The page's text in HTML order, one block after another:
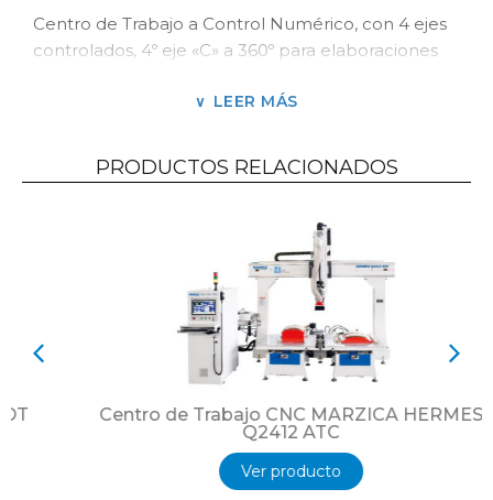
Centro de Trabajo a Control Numérico, con 4 ejes
controlados, 4º eje «C» a 360º para elaboraciones
melamínicas. Es ideal para empresas de nivel de
gran precisión y alta velocidad en el mecanizado
de agujeros laterales y verticales, ranuras, fresado y
corte sobre tableros de maderasblandas y duras
A diferencia de la pieza de fresado habitual de 3
ejes, el procesamiento axial de 4 le permite
procesar el producto en cinco lados, sin trabajo
adicional para reorganizar las piezas en el
escritorio.
Campo de trabajo útil de 3250 x 1250 x 135 mm.
Cabezal agujereador HSD Italia de 16 mandriles
LEER MÁS
PRODUCTOS RELACIONADOS
Centro de Trabajo CNC MARZICA HERMES
Q2412 ATC
Ver producto